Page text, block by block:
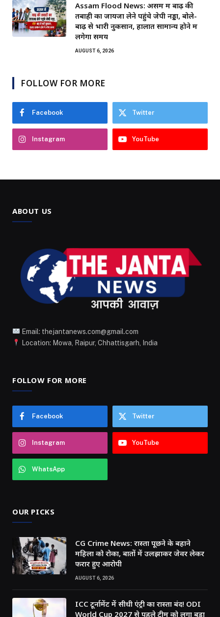
Assam Flood News: असम में बाढ़ की
तबाही का जायजा लेने पहुंचे जेपी नड्डा, बोले-
बाढ़ से भारी नुकसान, हालात सामान्य होने में
लगेगा समय
AUGUST 6, 2026
FOLLOW FOR MORE
Facebook Twitter
Instagram YouTube
ABOUT US
Email: thejantanews.com@gmail.com
Location: Mowa, Raipur, Chhattisgarh, India
FOLLOW FOR MORE
Facebook Twitter
Instagram YouTube
WhatsApp
OUR PICKS
CG Crime News: रास्ता पूछने के बहाने
महिला को रोका, बातों में उलझाकर जेवर लेकर
फरार हुए आरोपी
AUGUST 6, 2026
ICC टूर्नामेंट में सीधी एंट्री का रास्ता बंद! ODI
World Cup 2027 से पहले टीम को लगा बड़ा